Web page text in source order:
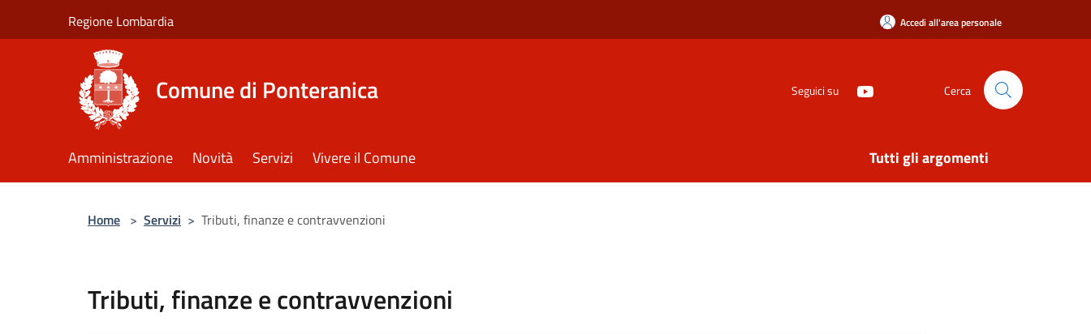
Regione Lombardia Accedi all'area personale
Comune di Ponteranica Seguici su Cerca
Amministrazione Novità Servizi Vivere il Comune Tutti gli argomenti
Home > Servizi > Tributi, finanze e contravvenzioni
Tributi, finanze e contravvenzioni